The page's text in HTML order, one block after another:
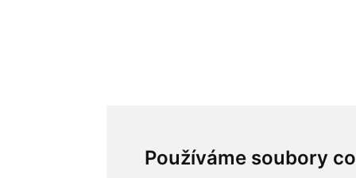
Používáme soubory